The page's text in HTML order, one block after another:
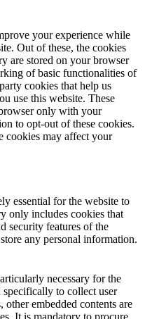
your experience while
Out of these, the cookies
are stored on your browser
of basic functionalities of
cookies that help us
use this website. These
only with your
to opt-out of these cookies.
cookies may affect your
essential for the website to
only includes cookies that
security features of the
any personal information.
necessary for the
to collect user
other embedded contents are
It is mandatory to procure